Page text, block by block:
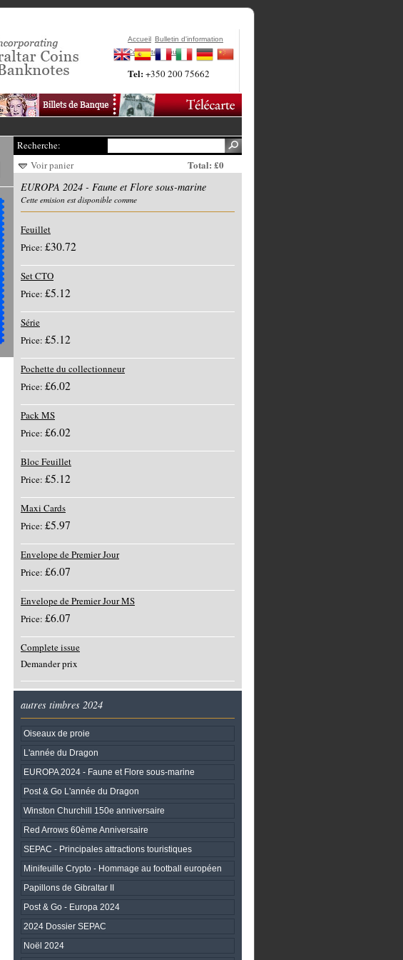
Accueil Bulletin d'information
Contactez-Nous
Tel:+350 200 75662
Recherche:
Voir panier
Total: £0
EUROPA 2024 - Faune et Flore sous-marine
Cette emision est disponible comme
Feuillet
Price: £30.72
Set CTO
Price: £5.12
Série
Price: £5.12
Pochette du collectionneur
Price: £6.02
Pack MS
Price: £6.02
Bloc Feuillet
Price: £5.12
Maxi Cards
Price: £5.97
Envelope de Premier Jour
Price: £6.07
Envelope de Premier Jour MS
Price: £6.07
Complete issue
Demander prix
autres timbres 2024
Oiseaux de proie
L'année du Dragon
EUROPA 2024 - Faune et Flore sous-marine
Post & Go L'année du Dragon
Winston Churchill 150e anniversaire
Red Arrows 60ème Anniversaire
SEPAC - Principales attractions touristiques
Minifeuille Crypto - Hommage au football européen
Papillons de Gibraltar II
Post & Go - Europa 2024
2024 Dossier SEPAC
Noël 2024